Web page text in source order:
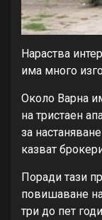
Нараства
има много
Около Варна
на тристаен
за
казват
Поради тази
повишаване
три до пет